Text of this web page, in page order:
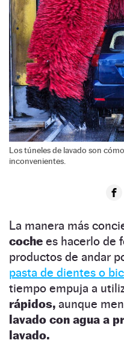
Los túneles de lavado son
inconvenientes.
La manera más
coche es hacerlo de
productos de andar
pasta de dientes o
tiempo empuja a
rápidos, aunque
lavado con agua a
lavado.